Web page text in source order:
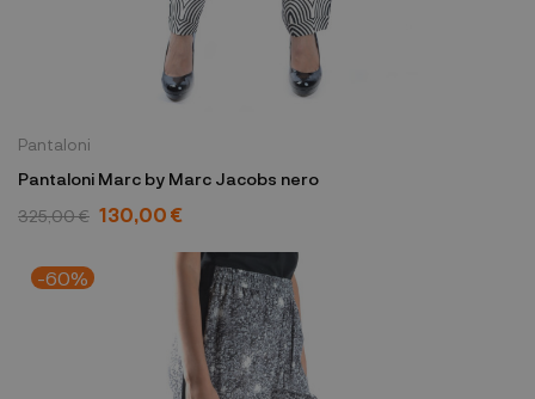
Pantaloni
Pantaloni Marc by Marc Jacobs nero
325,00 € 130,00 €
-60%